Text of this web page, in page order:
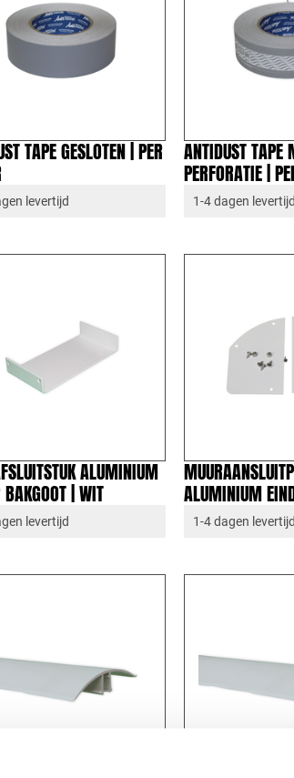
TAPE GESLOTEN | PER
levertijd
ANTIDUST TAPE
PERFORATIE |
1-4 dagen levertijd
ALUMINIUM
BAKGOOT | WIT
levertijd
ALUMINIUM
1-4 dagen levertijd